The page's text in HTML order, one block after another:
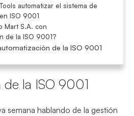
automatizar el sistema de
ISO 9001
Mart S.A. con
de la ISO 9001?
de la ISO 9001
la ISO 9001
semana hablando de la gestión